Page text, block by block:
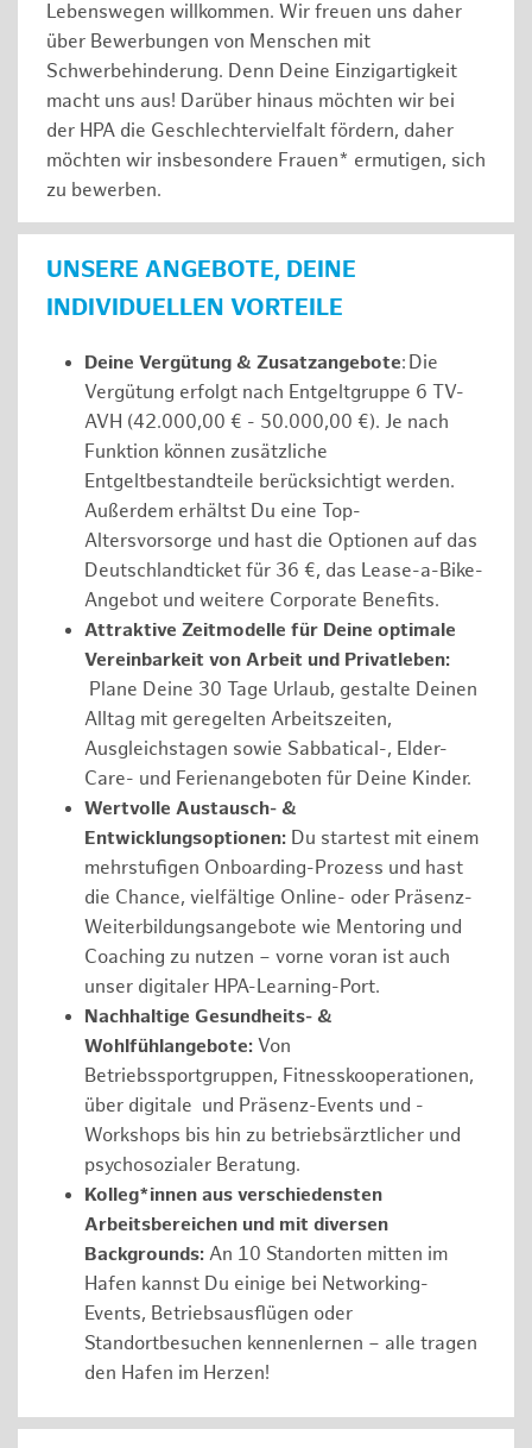
Lebenswegen willkommen. Wir freuen uns daher
über Bewerbungen von Menschen mit
Schwerbehinderung. Denn Deine Einzigartigkeit
macht uns aus! Darüber hinaus möchten wir bei
der HPA die Geschlechtervielfalt fördern, daher
möchten wir insbesondere Frauen* ermutigen, sich
zu bewerben.
UNSERE ANGEBOTE, DEINE
INDIVIDUELLEN VORTEILE
Deine Vergütung & Zusatzangebote: Die
Vergütung erfolgt nach Entgeltgruppe 6 TV-
AVH (42.000,00 € - 50.000,00 €). Je nach
Funktion können zusätzliche
Entgeltbestandteile berücksichtigt werden.
Außerdem erhältst Du eine Top-
Altersvorsorge und hast die Optionen auf das
Deutschlandticket für 36 €, das Lease-a-Bike-
Angebot und weitere Corporate Benefits.
Attraktive Zeitmodelle für Deine optimale
Vereinbarkeit von Arbeit und Privatleben:
Plane Deine 30 Tage Urlaub, gestalte Deinen
Alltag mit geregelten Arbeitszeiten,
Ausgleichstagen sowie Sabbatical-, Elder-
Care- und Ferienangeboten für Deine Kinder.
Wertvolle Austausch- &
Entwicklungsoptionen: Du startest mit einem
mehrstufigen Onboarding-Prozess und hast
die Chance, vielfältige Online- oder Präsenz-
Weiterbildungsangebote wie Mentoring und
Coaching zu nutzen – vorne voran ist auch
unser digitaler HPA-Learning-Port.
Nachhaltige Gesundheits- &
Wohlfühlangebote: Von
Betriebssportgruppen, Fitnesskooperationen,
über digitale und Präsenz-Events und -
Workshops bis hin zu betriebsärztlicher und
psychosozialer Beratung.
Kolleg*innen aus verschiedensten
Arbeitsbereichen und mit diversen
Backgrounds: An 10 Standorten mitten im
Hafen kannst Du einige bei Networking-
Events, Betriebsausflügen oder
Standortbesuchen kennenlernen – alle tragen
den Hafen im Herzen!